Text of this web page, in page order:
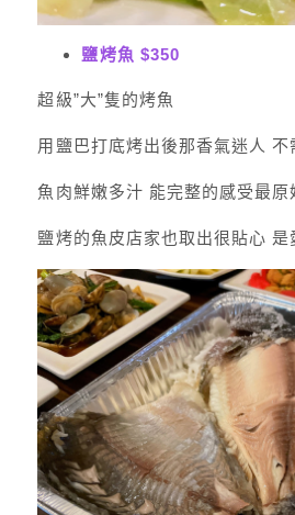
鹽烤魚 $350
超級”大”隻的烤魚
用鹽巴打底烤出後那香氣迷人
魚肉鮮嫩多汁 能完整的感受最原
鹽烤的魚皮店家也取出很貼心